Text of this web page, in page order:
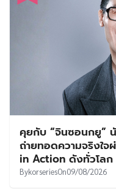
คุยกับ “จินซอนกยู”
ถ่ายทอดความจริงใ
in Action ดังทั่วโลก
BykorseriesOn09/08/2026